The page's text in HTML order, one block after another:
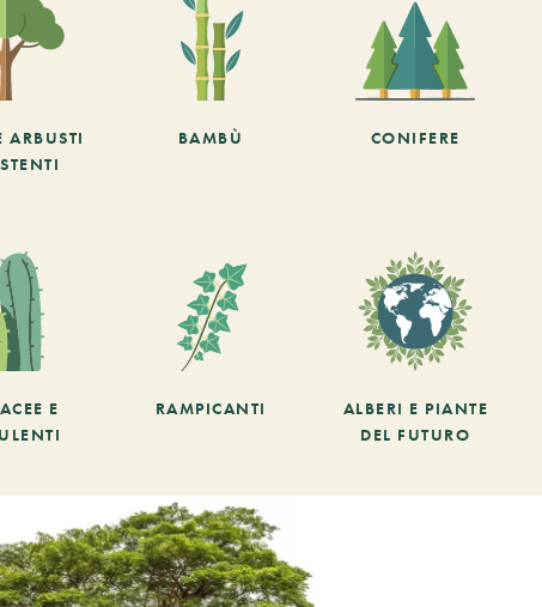
ARBUSTI
BAMBÙ CONIFERE
E
RAMPICANTI
ALBERI E PIANTE
DEL FUTURO